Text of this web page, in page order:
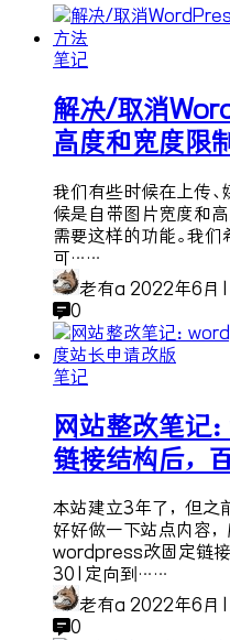
笔记
解决/取消
高度和宽度限
我们有些时候在上传
候是自带图片宽度和
需要这样的功能。我
可……
老有a 2022年6月
0
笔记
网站整改笔记
链接结构后，
本站建立3年了，但之
好好做一下站点内容
wordpress改固定链
301定向到……
老有a 2022年6月
0